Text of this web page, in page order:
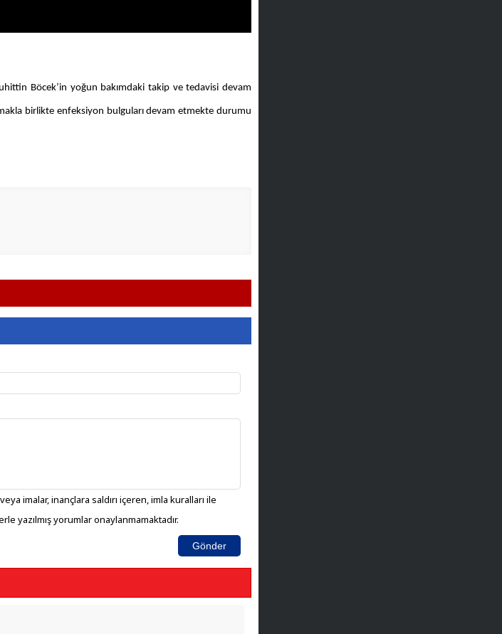
Böcek’in yoğun bakımdaki takip ve tedavisi devam
birlikte enfeksiyon bulguları devam etmekte durumu
imalar, inançlara saldırı içeren, imla kuralları ile
yazılmış yorumlar onaylanmamaktadır.
Gönder